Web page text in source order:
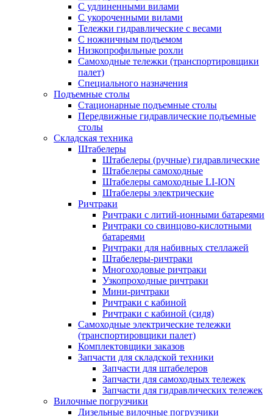
С удлиненными вилами
С укороченными вилами
Тележки гидравлические с весами
С ножничным подъемом
Низкопрофильные рохли
Самоходные тележки (транспортировщики
палет)
Специального назначения
Подъемные столы
Стационарные подъемные столы
Передвижные гидравлические подъемные
столы
Складская техника
Штабелеры
Штабелеры (ручные) гидравлические
Штабелеры самоходные
Штабелеры самоходные LI-ION
Штабелеры электрические
Ричтраки
Ричтраки с литий-ионными батареями
Ричтраки со свинцово-кислотными
батареями
Ричтраки для набивных стеллажей
Штабелеры-ричтраки
Многоходовые ричтраки
Узкопроходные ричтраки
Мини-ричтраки
Ричтраки с кабиной
Ричтраки с кабиной (сидя)
Самоходные электрические тележки
(транспортировщики палет)
Комплектовщики заказов
Запчасти для складской техники
Запчасти для штабелеров
Запчасти для самоходных тележек
Запчасти для гидравлических тележек
Вилочные погрузчики
Дизельные вилочные погрузчики